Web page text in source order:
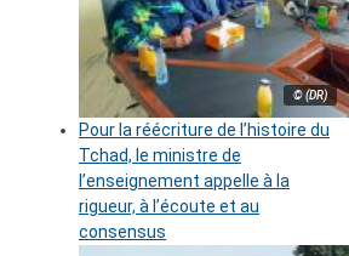
© (DR)
Pour la réécriture de l’histoire du
Tchad, le ministre de
l’enseignement appelle à la
rigueur, à l’écoute et au
consensus